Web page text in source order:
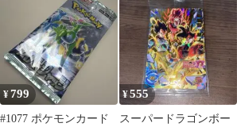
¥799
#1077 ポケモンカード
¥555
スーパードラゴンボー